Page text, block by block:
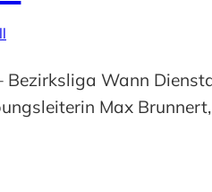
Bezirksliga Wann
Max